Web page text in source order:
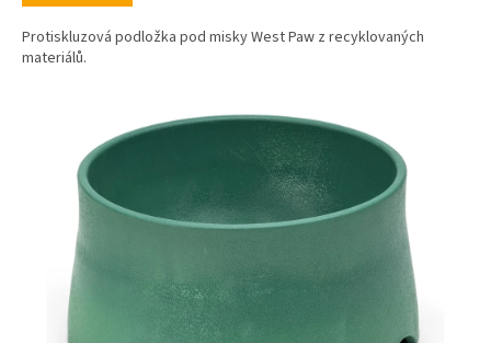
Protiskluzová podložka pod misky West Paw z recyklovaných
materiálů.